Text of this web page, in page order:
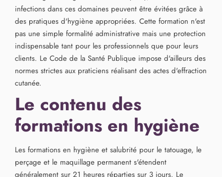
infections dans ces domaines peuvent être évitées grâce à
des pratiques d'hygiène appropriées. Cette formation n'est
pas une simple formalité administrative mais une protection
indispensable tant pour les professionnels que pour leurs
clients. Le Code de la Santé Publique impose d'ailleurs des
normes strictes aux praticiens réalisant des actes d'effraction
cutanée.
Le contenu des
formations en hygiène
Les formations en hygiène et salubrité pour le tatouage, le
perçage et le maquillage permanent s'étendent
généralement sur 21 heures réparties sur 3 jours. Le